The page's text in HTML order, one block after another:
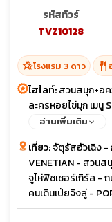
รหัสทัวร์
TVZ10128
hotel_classโรงแรม 3 ดาว restaurant
ไฮไลท์:สวนสนุก+อค
ละครหอยไข่มุก เมนู
อ่านเพิ่มเติม
เที่ยว:จัตุรัสฮัวเฉิง -
VENETIAN - สวนส
จูไห่ฟิชเชอร์เกิร์ล -
คนเดินเป่ยจิงลู่ -